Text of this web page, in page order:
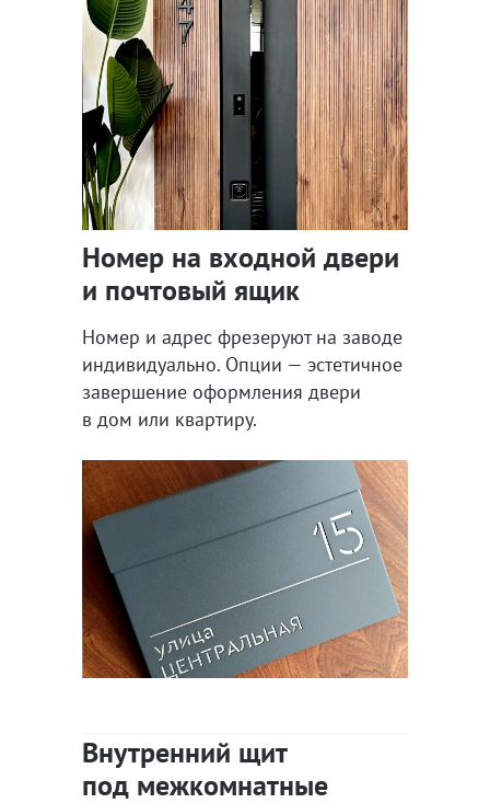
Номер на входной двери
и почтовый ящик
Номер и адрес фрезеруют на заводе
индивидуально. Опции — эстетичное
завершение оформления двери
в дом или квартиру.
Внутренний щит
под межкомнатные